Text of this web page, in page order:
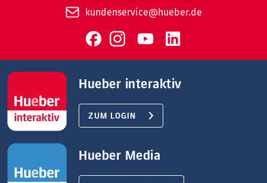
kundenservice@hueber.de
Hueber interaktiv
ZUM LOGIN
Hueber Media